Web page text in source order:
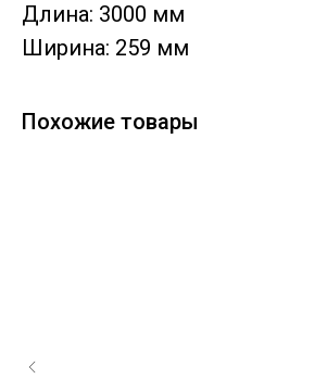
Длина: 3000 мм
Ширина: 259 мм
Похожие товары